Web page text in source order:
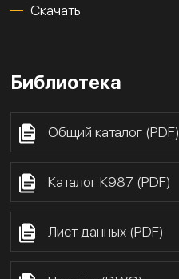
Скачать
Библиотека
Общий каталог (PDF)
Каталог К987 (PDF)
Лист данных (PDF)